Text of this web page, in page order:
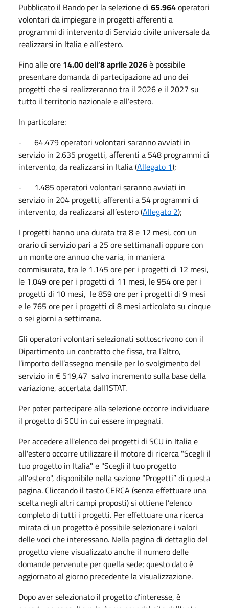
Pubblicato il Bando per la selezione di 65.964operatori
volontari da impiegare in progetti afferenti a
programmi di intervento di Servizio civile universale da
realizzarsi in Italia e all’estero.
Fino alle ore 14.00 dell’8 aprile 2026è possibile
presentare domanda di partecipazione ad uno dei
progetti che si realizzeranno tra il 2026 e il 2027 su
tutto il territorio nazionale e all’estero.
In particolare:
- 64.479 operatori volontari saranno avviati in
servizio in 2.635 progetti, afferenti a 548 programmi di
intervento, da realizzarsi in Italia (Allegato 1);
- 1.485 operatori volontari saranno avviati in
servizio in 204 progetti, afferenti a 54 programmi di
intervento, da realizzarsi all’estero (Allegato 2);
I progetti hanno una durata tra 8 e 12 mesi, con un
orario di servizio pari a 25 ore settimanali oppure con
un monte ore annuo che varia, in maniera
commisurata, tra le 1.145 ore per i progetti di 12 mesi,
le 1.049 ore per i progetti di 11 mesi, le 954 ore per i
progetti di 10 mesi, le 859 ore per i progetti di 9 mesi
e le 765 ore per i progetti di 8 mesi articolato su cinque
o sei giorni a settimana.
Gli operatori volontari selezionati sottoscrivono con il
Dipartimento un contratto che fissa, tra l’altro,
l’importo dell’assegno mensile per lo svolgimento del
servizio in € 519,47 salvo incremento sulla base della
variazione, accertata dall’ISTAT.
Per poter partecipare alla selezione occorre individuare
il progetto di SCU in cui essere impegnati.
Per accedere all'elenco dei progetti di SCU in Italia e
all'estero occorre utilizzare il motore di ricerca "Scegli il
tuo progetto in Italia" e "Scegli il tuo progetto
all'estero", disponibile nella sezione “Progetti” di questa
pagina. Cliccando il tasto CERCA (senza effettuare una
scelta negli altri campi proposti) si ottiene l’elenco
completo di tutti i progetti. Per effettuare una ricerca
mirata di un progetto è possibile selezionare i valori
delle voci che interessano. Nella pagina di dettaglio del
progetto viene visualizzato anche il numero delle
domande pervenute per quella sede; questo dato è
aggiornato al giorno precedente la visualizzazione.
Dopo aver selezionato il progetto d’interesse, è